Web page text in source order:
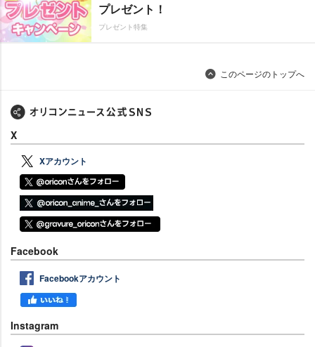
プレゼント！
プレゼント特集
このページのトップへ
X
Xアカウント
Facebook
Facebookアカウント
Instagram